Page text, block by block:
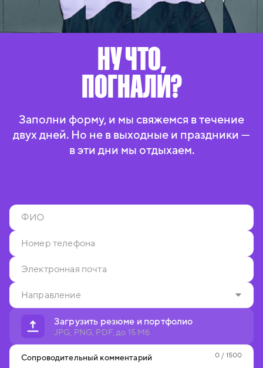
НУ ЧТО,
ПОГНАЛИ?
Заполни форму, и мы свяжемся в течение
двух дней. Но не в выходные и праздники —
в эти дни мы отдыхаем.
Загрузить резюме и портфолио
JPG, PNG, PDF, до 15 Мб
Сопроводительный комментарий 0 / 1500